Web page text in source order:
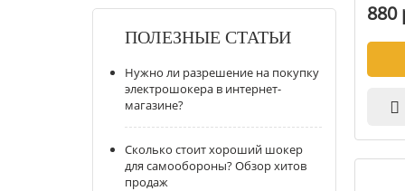
ПОЛЕЗНЫЕ СТАТЬИ
Нужно ли разрешение на покупку
электрошокера в интернет-
магазине?
Сколько стоит хороший шокер
для самообороны? Обзор хитов
продаж
880